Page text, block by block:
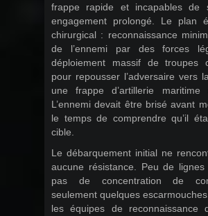
frappe rapide et incapables de
engagement prolongé. Le plan
chirurgical : reconnaissance
de l’ennemi par des forces
déploiement massif de troupes
pour repousser l’adversaire vers
une frappe d’artillerie maritime
L’ennemi devait être brisé avant
le temps de comprendre qu’il
cible.
Le débarquement initial ne
aucune résistance. Peu de lignes
pas de concentration de
seulement quelques
les équipes de reconnaissance